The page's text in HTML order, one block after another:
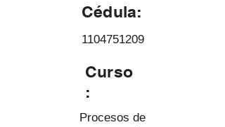
Cédula:
1104751209
Curso
:
Procesos de